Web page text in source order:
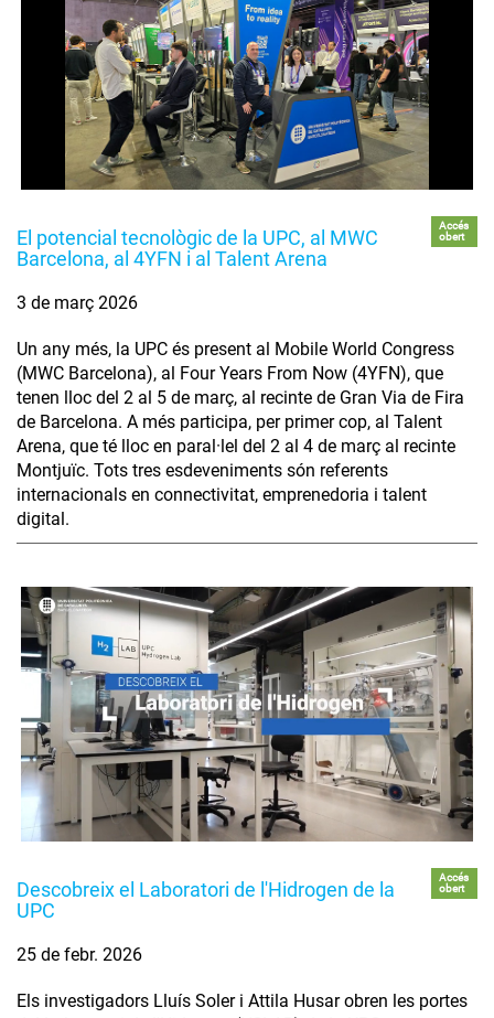
El potencial tecnològic de la UPC, al MWC
Barcelona, al 4YFN i al Talent Arena
Accés
obert
3 de març 2026
Un any més, la UPC és present al Mobile World Congress
(MWC Barcelona), al Four Years From Now (4YFN), que
tenen lloc del 2 al 5 de març, al recinte de Gran Via de Fira
de Barcelona. A més participa, per primer cop, al Talent
Arena, que té lloc en paral·lel del 2 al 4 de març al recinte
Montjuïc. Tots tres esdeveniments són referents
internacionals en connectivitat, emprenedoria i talent
digital.
Descobreix el Laboratori de l'Hidrogen de la
UPC
Accés
obert
25 de febr. 2026
Els investigadors Lluís Soler i Attila Husar obren les portes